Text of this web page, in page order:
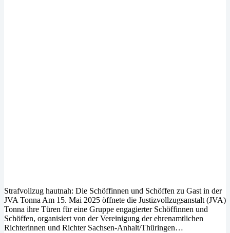
Strafvollzug hautnah: Die Schöffinnen und Schöffen zu Gast in der
JVA Tonna Am 15. Mai 2025 öffnete die Justizvollzugsanstalt (JVA)
Tonna ihre Türen für eine Gruppe engagierter Schöffinnen und
Schöffen, organisiert von der Vereinigung der ehrenamtlichen
Richterinnen und Richter Sachsen-Anhalt/Thüringen…